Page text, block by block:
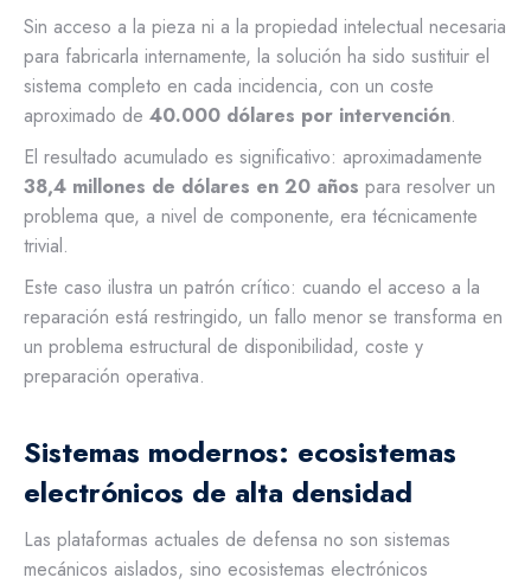
Sin acceso a la pieza ni a la propiedad intelectual necesaria
para fabricarla internamente, la solución ha sido sustituir el
sistema completo en cada incidencia, con un coste
aproximado de 40.000 dólares por intervención.
El resultado acumulado es significativo: aproximadamente
38,4 millones de dólares en 20 años para resolver un
problema que, a nivel de componente, era técnicamente
trivial.
Este caso ilustra un patrón crítico: cuando el acceso a la
reparación está restringido, un fallo menor se transforma en
un problema estructural de disponibilidad, coste y
preparación operativa.
Sistemas modernos: ecosistemas
electrónicos de alta densidad
Las plataformas actuales de defensa no son sistemas
mecánicos aislados, sino ecosistemas electrónicos